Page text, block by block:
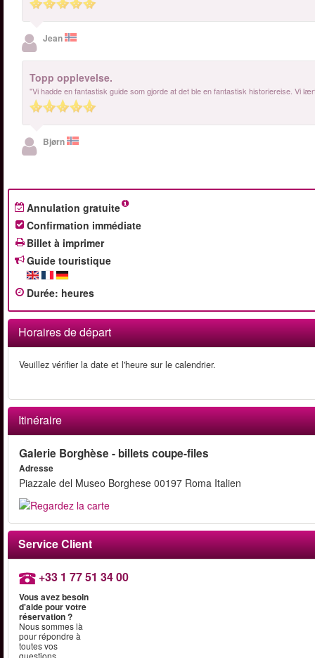
Jean
Topp opplevelse.
"Vi hadde en fantastisk guide som gjorde at det ble en fantastisk historiereise. Vi
Bjørn
Annulation gratuite
Confirmation immédiate
Billet à imprimer
Guide touristique
Durée: heures
Horaires de départ
Veuillez vérifier la date et l'heure sur le calendrier.
Itinéraire
Galerie Borghèse - billets coupe-files
Adresse
Piazzale del Museo Borghese 00197 Roma Italien
Service Client
+33 1 77 51 34 00
Vous avez besoin
d'aide pour votre
réservation ?
Nous sommes là
pour répondre à
toutes vos
questions.